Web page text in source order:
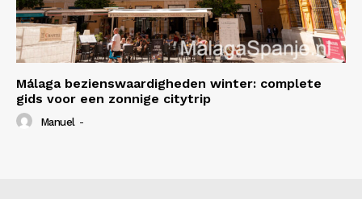
Málaga bezienswaardigheden winter: complete
gids voor een zonnige citytrip
Manuel -